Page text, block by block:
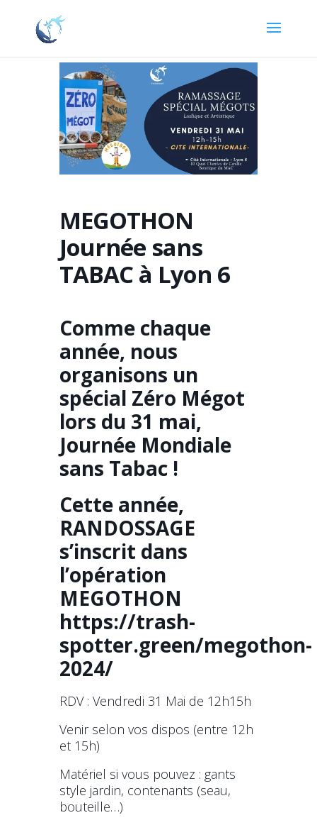
MEGOTHON
Journée sans
TABAC à Lyon 6
Comme chaque
année, nous
organisons un
spécial Zéro Mégot
lors du 31 mai,
Journée Mondiale
sans Tabac !
Cette année,
RANDOSSAGE
s’inscrit dans
l’opération
MEGOTHON
https://trash-
spotter.green/megothon-
2024/
RDV : Vendredi 31 Mai de 12h15h
Venir selon vos dispos (entre 12h
et 15h)
Matériel si vous pouvez : gants
style jardin, contenants (seau,
bouteille…)